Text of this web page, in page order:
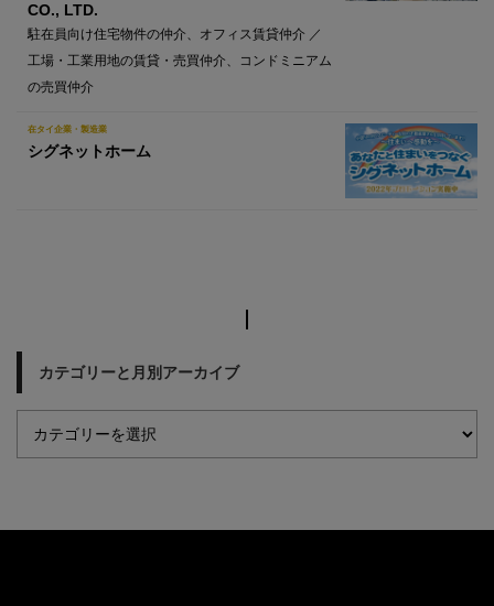
CO., LTD.
駐在員向け住宅物件の仲介、オフィス賃貸仲介 ／
工場・工業用地の賃貸・売買仲介、コンドミニアム
の売買仲介
在タイ企業・製造業
シグネットホーム
カテゴリーと月別アーカイブ